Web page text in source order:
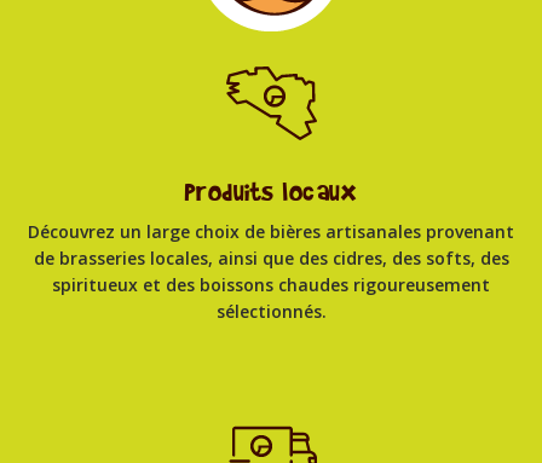
Produits locaux
Découvrez un large choix de bières artisanales provenant
de brasseries locales, ainsi que des cidres, des softs, des
spiritueux et des boissons chaudes rigoureusement
sélectionnés.